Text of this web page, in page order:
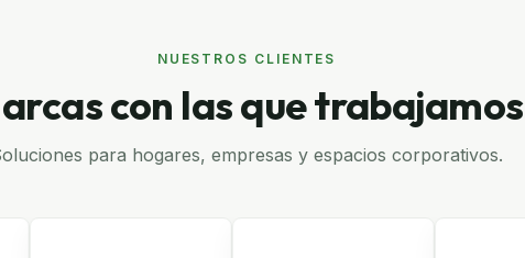
NUESTROS CLIENTES
con las que trabajamos
para hogares, empresas y espacios corporativos.